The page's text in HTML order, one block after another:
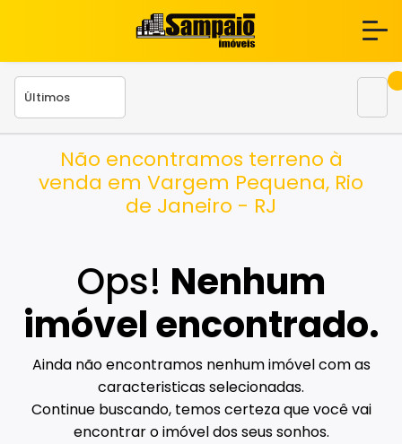
Não encontramos terreno à
venda em Vargem Pequena, Rio
de Janeiro - RJ
Ops! Nenhum
imóvel encontrado.
Ainda não encontramos nenhum imóvel com as
caracteristicas selecionadas.
Continue buscando, temos certeza que você vai
encontrar o imóvel dos seus sonhos.